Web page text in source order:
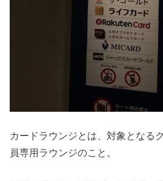
カードラウンジとは、対象となる
員専用ラウンジのこと。